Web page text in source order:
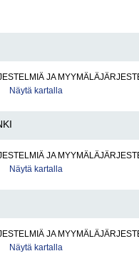
JA
Näytä kartalla
JA
Näytä kartalla
JA
Näytä kartalla